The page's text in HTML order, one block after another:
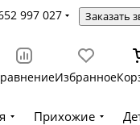
997 027 Заказать
Избранное
Прихожие